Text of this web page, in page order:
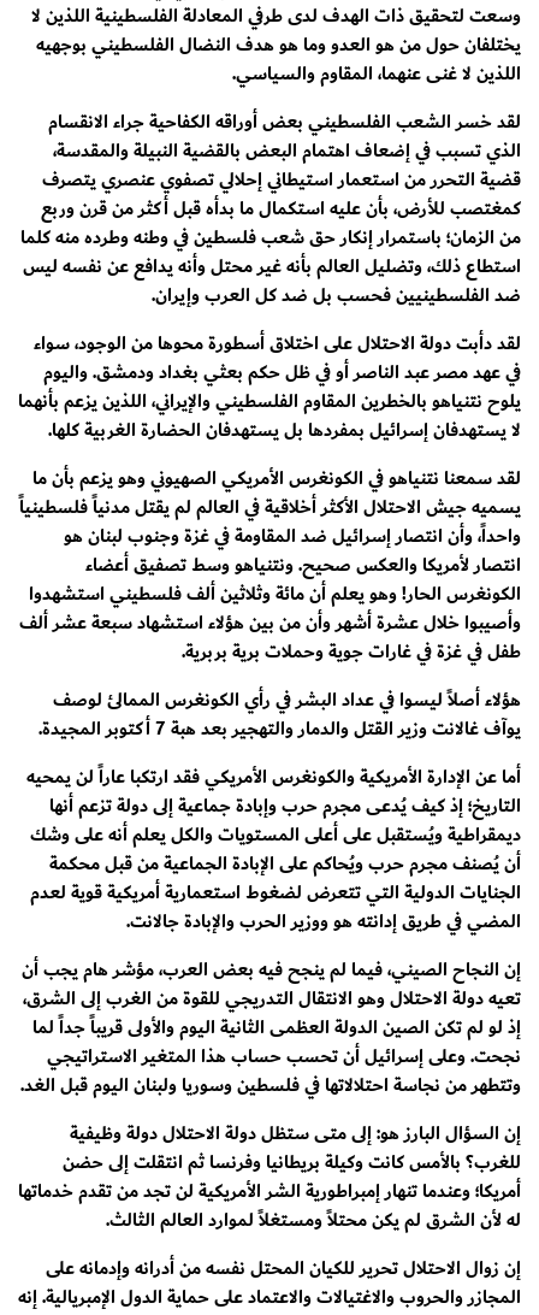
وسعت لتحقيق ذات الهدف لدى طرفي المعادلة الفلسطينية اللذين لا
يختلفان حول من هو العدو وما هو هدف النضال الفلسطيني بوجهيه
اللذين لا غنى عنهما، المقاوم والسياسي.
لقد خسر الشعب الفلسطيني بعض أوراقه الكفاحية جراء الانقسام
الذي تسبب في إضعاف اهتمام البعض بالقضية النبيلة والمقدسة،
قضية التحرر من استعمار استيطاني إحلالي تصفوي عنصري يتصرف
كمغتصب للأرض، بأن عليه استكمال ما بدأه قبل أكثر من قرن وربع
من الزمان؛ باستمرار إنكار حق شعب فلسطين في وطنه وطرده منه كلما
استطاع ذلك، وتضليل العالم بأنه غير محتل وأنه يدافع عن نفسه ليس
ضد الفلسطينيين فحسب بل ضد كل العرب وإيران.
لقد دأبت دولة الاحتلال على اختلاق أسطورة محوها من الوجود، سواء
في عهد مصر عبد الناصر أو في ظل حكم بعثي بغداد ودمشق. واليوم
يلوح نتنياهو بالخطرين المقاوم الفلسطيني والإيراني، اللذين يزعم بأنهما
لا يستهدفان إسرائيل بمفردها بل يستهدفان الحضارة الغربية كلها.
لقد سمعنا نتنياهو في الكونغرس الأمريكي الصهيوني وهو يزعم بأن ما
يسميه جيش الاحتلال الأكثر أخلاقية في العالم لم يقتل مدنياً فلسطينياً
واحداً، وأن انتصار إسرائيل ضد المقاومة في غزة وجنوب لبنان هو
انتصار لأمريكا والعكس صحيح. ونتنياهو وسط تصفيق أعضاء
الكونغرس الحار! وهو يعلم أن مائة وثلاثين ألف فلسطيني استشهدوا
وأصيبوا خلال عشرة أشهر وأن من بين هؤلاء استشهاد سبعة عشر ألف
طفل في غزة في غارات جوية وحملات برية بربرية.
هؤلاء أصلاً ليسوا في عداد البشر في رأي الكونغرس الممالئ لوصف
يوآف غالانت وزير القتل والدمار والتهجير بعد هبة 7 أكتوبر المجيدة.
أما عن الإدارة الأمريكية والكونغرس الأمريكي فقد ارتكبا عاراً لن يمحيه
التاريخ؛ إذ كيف يُدعى مجرم حرب وإبادة جماعية إلى دولة تزعم أنها
ديمقراطية ويُستقبل على أعلى المستويات والكل يعلم أنه على وشك
أن يُصنف مجرم حرب ويُحاكم على الإبادة الجماعية من قبل محكمة
الجنايات الدولية التي تتعرض لضغوط استعمارية أمريكية قوية لعدم
المضي في طريق إدانته هو ووزير الحرب والإبادة جالانت.
إن النجاح الصيني، فيما لم ينجح فيه بعض العرب، مؤشر هام يجب أن
تعيه دولة الاحتلال وهو الانتقال التدريجي للقوة من الغرب إلى الشرق،
إذ لو لم تكن الصين الدولة العظمى الثانية اليوم والأولى قريباً جداً لما
نجحت. وعلى إسرائيل أن تحسب حساب هذا المتغير الاستراتيجي
وتتطهر من نجاسة احتلالاتها في فلسطين وسوريا ولبنان اليوم قبل الغد.
إن السؤال البارز هو: إلى متى ستظل دولة الاحتلال دولة وظيفية
للغرب؟ بالأمس كانت وكيلة بريطانيا وفرنسا ثم انتقلت إلى حضن
أمريكا؛ وعندما تنهار إمبراطورية الشر الأمريكية لن تجد من تقدم خدماتها
له لأن الشرق لم يكن محتلاً ومستغلاً لموارد العالم الثالث.
إن زوال الاحتلال تحرير للكيان المحتل نفسه من أدرانه وإدمانه على
المجازر والحروب والاغتيالات والاعتماد على حماية الدول الإمبريالية. إنه